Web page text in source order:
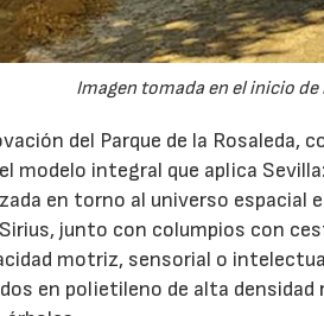
Imagen tomada en el inicio
del Parque de la Rosaleda,
modelo integral que aplica
en torno al universo espacial
junto con columpios con
motriz, sensorial o
en polietileno de alta